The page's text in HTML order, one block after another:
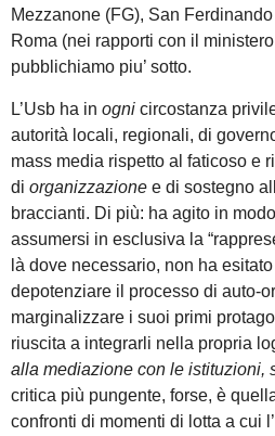
Mezzanone (FG), San
Roma (nei rapporti con il
pubblichiamo piu’ sotto.
L’Usb ha in ogni circostanza
autorità locali, regionali, di
mass media rispetto al faticoso e
di organizzazione e di sostegno
braccianti. Di più: ha agito in
assumersi in esclusiva la
là dove necessario, non ha
depotenziare il processo di auto-
marginalizzare i suoi primi
riuscita a integrarli nella propria
alla mediazione con le istituzioni,
critica più pungente, forse, è
confronti di momenti di lotta a cui